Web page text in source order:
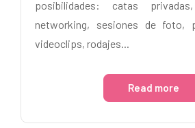
posibilidades: catas privadas,
networking, sesiones de foto,
videoclips, rodajes...
Read more